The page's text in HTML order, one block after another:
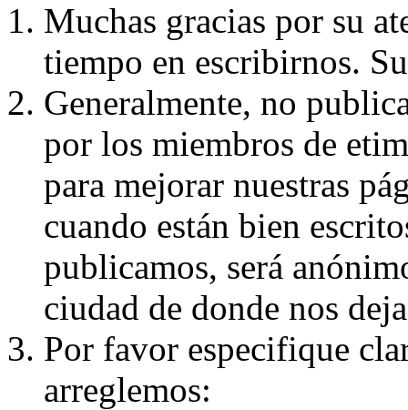
Muchas gracias por su
tiempo en escribirnos.
Generalmente, no
por los miembros de
para mejorar nuestras
cuando están bien
publicamos, será
ciudad de donde nos
Por favor especifique
arreglemos: